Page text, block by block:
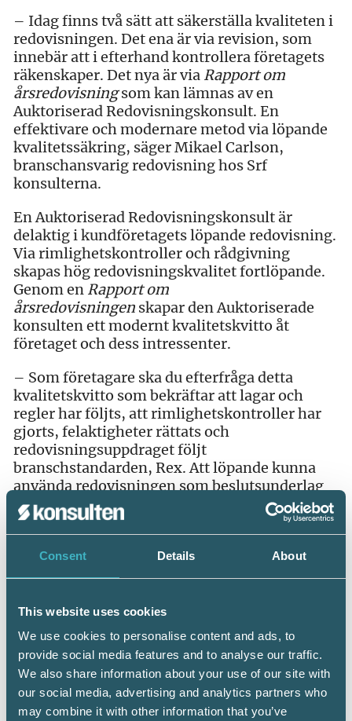
Consent Details About
This website uses cookies
We use cookies to personalise content and ads, to
provide social media features and to analyse our traffic.
We also share information about your use of our site with
our social media, advertising and analytics partners who
may combine it with other information that you’ve
– Idag finns två sätt att säkerställa kvaliteten i
redovisningen. Det ena är via revision, som
innebär att i efterhand kontrollera företagets
räkenskaper. Det nya är via Rapport om
årsredovisningsom kan lämnas av en
Auktoriserad Redovisningskonsult. En
effektivare och modernare metod via löpande
kvalitetssäkring, säger Mikael Carlson,
branschansvarig redovisning hos Srf
konsulterna.
En Auktoriserad Redovisningskonsult är
delaktig i kundföretagets löpande redovisning.
Via rimlighetskontroller och rådgivning
skapas hög redovisningskvalitet fortlöpande.
Genom en Rapport om
årsredovisningen skapar den Auktoriserade
konsulten ett modernt kvalitetskvitto åt
företaget och dess intressenter.
– Som företagare ska du efterfråga detta
kvalitetskvitto som bekräftar att lagar och
regler har följts, att rimlighetskontroller har
gjorts, felaktigheter rättats och
redovisningsuppdraget följt
branschstandarden, Rex. Att löpande kunna
använda redovisningen som beslutsunderlag
och lita på att räkenskaperna håller god
kvalitet är ett viktigt skäl till att välja en
Auktoriserad Redovisningskonsult, säger
Mikael Carlson.
Dela: